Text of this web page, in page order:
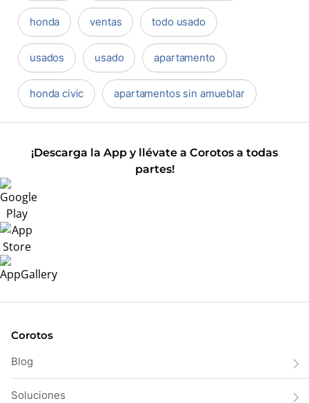
honda ventas todo usado
usados usado apartamento
honda civic apartamentos sin amueblar
¡Descarga la App y llévate a Corotos a todas
partes!
Corotos
Blog
Soluciones